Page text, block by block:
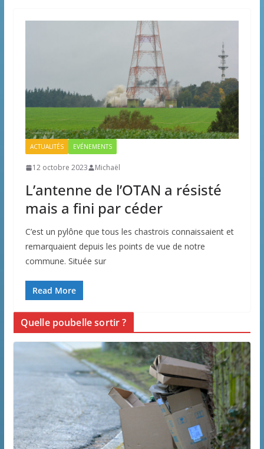
ACTUALITÉS EVÉNEMENTS
12 octobre 2023 Michaël
L’antenne de l’OTAN a résisté
mais a fini par céder
C’est un pylône que tous les chastrois connaissaient et
remarquaient depuis les points de vue de notre
commune. Située sur
Read More
Quelle poubelle sortir ?